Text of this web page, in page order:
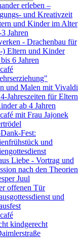
erleben –
und Kreativzeit
und Kinder im Alter
Jahren
- Drachenbau für
) Eltern und Kinder
6 Jahren
und Malen mit Vivaldi
Jahreszeiten für Eltern
ab 4 Jahren
mit Frau Jajonek
Fest:
und
Liebe - Vortrag und
nach den Theorien
Juul
offenen Tür
und
kindgerecht